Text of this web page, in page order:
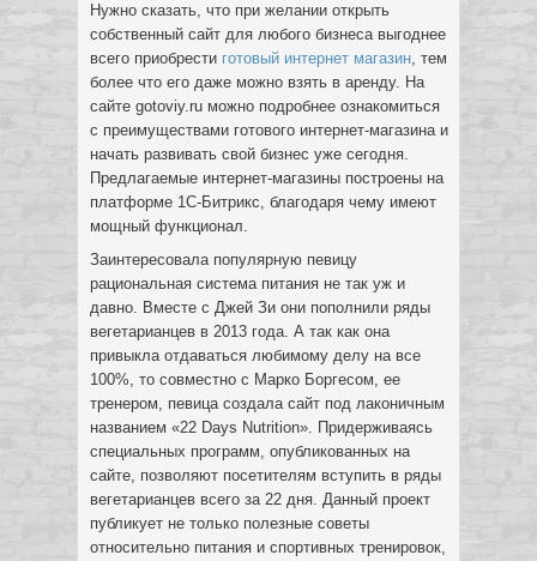
Нужно сказать, что при желании открыть
собственный сайт для любого бизнеса выгоднее
всего приобрести готовый интернет магазин, тем
более что его даже можно взять в аренду. На
сайте gotoviy.ru можно подробнее ознакомиться
с преимуществами готового интернет-магазина и
начать развивать свой бизнес уже сегодня.
Предлагаемые интернет-магазины построены на
платформе 1С-Битрикс, благодаря чему имеют
мощный функционал.
Заинтересовала популярную певицу
рациональная система питания не так уж и
давно. Вместе с Джей Зи они пополнили ряды
вегетарианцев в 2013 года. А так как она
привыкла отдаваться любимому делу на все
100%, то совместно с Марко Боргесом, ее
тренером, певица создала сайт под лаконичным
названием «22 Days Nutrition». Придерживаясь
специальных программ, опубликованных на
сайте, позволяют посетителям вступить в ряды
вегетарианцев всего за 22 дня. Данный проект
публикует не только полезные советы
относительно питания и спортивных тренировок,